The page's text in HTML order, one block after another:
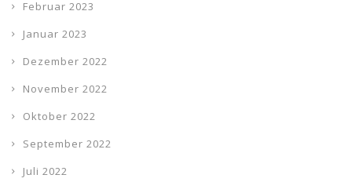
Februar 2023
Januar 2023
Dezember 2022
November 2022
Oktober 2022
September 2022
Juli 2022